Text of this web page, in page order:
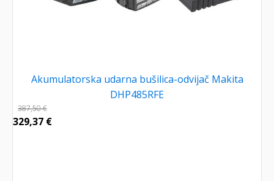
Akumulatorska udarna bušilica-odvijač Makita
DHP485RFE
387,50€
329,37 €